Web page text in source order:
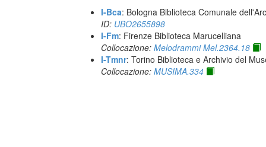
I-Bca: Bologna Biblioteca Comunale
ID: UBO2655898
I-Fm: Firenze Biblioteca Marucelliana
Collocazione: Melodrammi Mel.2364.18
I-Tmnr: Torino Biblioteca e Archivio del
Collocazione: MUSIMA.334